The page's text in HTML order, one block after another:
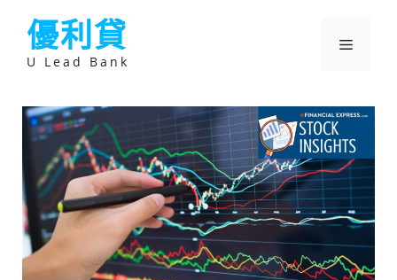
優利貸
U Lead Bank
選